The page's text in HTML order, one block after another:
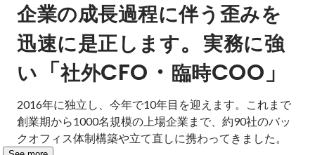
企業の成長過程に伴う歪みを
迅速に是正します。実務に強
い 「社外CFO・ 臨時COO」
2016年に独立し、今年で10年目を迎えます。これまで
創業期から1000名規模の上場企業まで、約90社のバッ
クオフィス体制構築や立て直しに携わってきました。